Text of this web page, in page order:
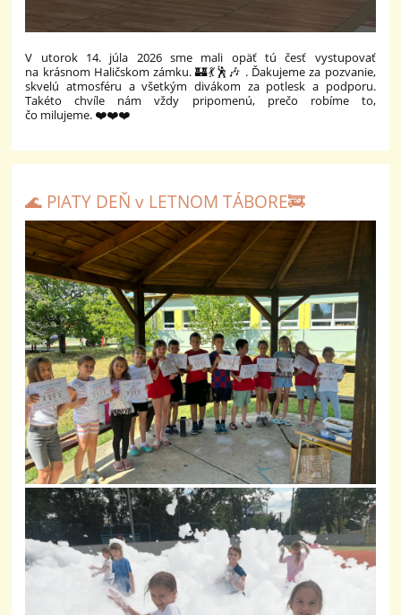
V utorok 14. júla 2026 sme mali opäť tú česť vystupovať
na krásnom Haličskom zámku. 🏰💃🕺🎶 . Ďakujeme za pozvanie,
skvelú atmosféru a všetkým divákom za potlesk a podporu.
Takéto chvíle nám vždy pripomenú, prečo robíme to,
čo milujeme. ❤️❤️❤️
🌊 PIATY DEŇ v LETNOM TÁBORE🚒